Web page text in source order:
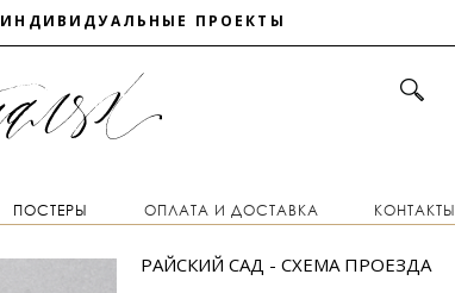
ИНДИВИДУАЛЬНЫЕ ПРОЕКТЫ
ПОСТЕРЫ ОПЛАТА И ДОСТАВКА КОНТАКТЫ
РАЙСКИЙ САД - СХЕМА ПРОЕЗДА